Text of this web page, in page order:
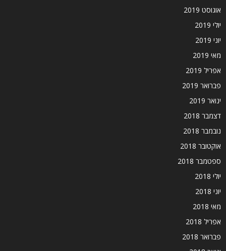
אוגוסט 2019
יולי 2019
יוני 2019
מאי 2019
אפריל 2019
פברואר 2019
ינואר 2019
דצמבר 2018
נובמבר 2018
אוקטובר 2018
ספטמבר 2018
יולי 2018
יוני 2018
מאי 2018
אפריל 2018
פברואר 2018